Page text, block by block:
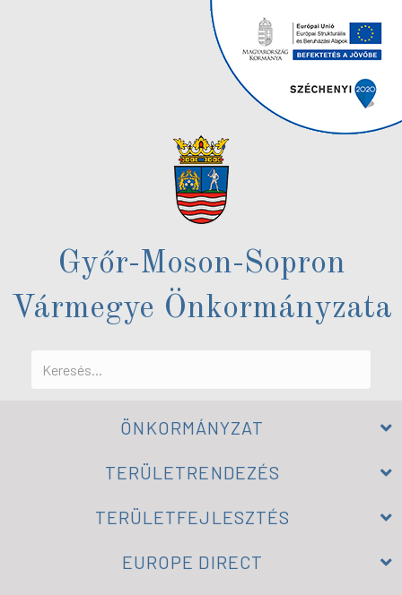
Győr-Moson-Sopron
Vármegye Önkormányzata
ÖNKORMÁNYZAT
TERÜLETRENDEZÉS
TERÜLETFEJLESZTÉS
EUROPE DIRECT